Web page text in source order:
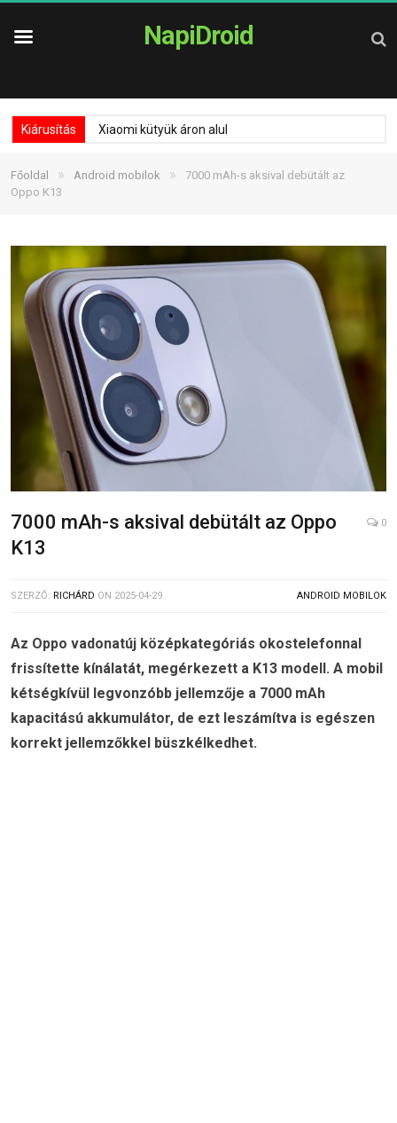
NapiDroid
Kiárusítás Xiaomi kütyük áron alul
Főoldal » Android mobilok »
7000 mAh-s aksival debütált az
Oppo K13
7000 mAh-s aksival debütált az Oppo
K13
0
SZERZŐ: RICHÁRD ON 2025-04-29 ANDROID MOBILOK
Az Oppo vadonatúj középkategóriás okostelefonnal
frissítette kínálatát, megérkezett a K13 modell. A mobil
kétségkívül legvonzóbb jellemzője a 7000 mAh
kapacitású akkumulátor, de ezt leszámítva is egészen
korrekt jellemzőkkel büszkélkedhet.